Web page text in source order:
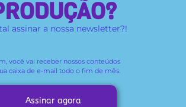
assinar a nossa newsletter?!
você vai receber nossos conteúdos
caixa de e-mail todo o fim de mês.
Assinar agora